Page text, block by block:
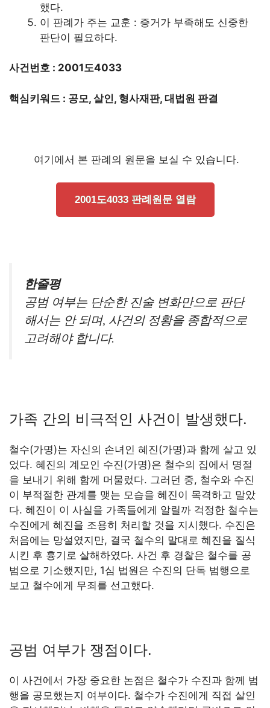
했다.
이 판례가 주는 교훈 : 증거가 부족해도 신중한
판단이 필요하다.
사건번호 : 2001도4033
핵심키워드 : 공모, 살인, 형사재판, 대법원 판결
여기에서 본 판례의 원문을 보실 수 있습니다.
2001도4033 판례원문 열람
한줄평
공범 여부는 단순한 진술 변화만으로 판단
해서는 안 되며, 사건의 정황을 종합적으로
고려해야 합니다.
가족 간의 비극적인 사건이 발생했다.
철수(가명)는 자신의 손녀인 혜진(가명)과 함께 살고 있
었다. 혜진의 계모인 수진(가명)은 철수의 집에서 명절
을 보내기 위해 함께 머물렀다. 그러던 중, 철수와 수진
이 부적절한 관계를 맺는 모습을 혜진이 목격하고 말았
다. 혜진이 이 사실을 가족들에게 알릴까 걱정한 철수는
수진에게 혜진을 조용히 처리할 것을 지시했다. 수진은
처음에는 망설였지만, 결국 철수의 말대로 혜진을 질식
시킨 후 흉기로 살해하였다. 사건 후 경찰은 철수를 공
범으로 기소했지만, 1심 법원은 수진의 단독 범행으로
보고 철수에게 무죄를 선고했다.
공범 여부가 쟁점이다.
이 사건에서 가장 중요한 논점은 철수가 수진과 함께 범
행을 공모했는지 여부이다. 철수가 수진에게 직접 살인